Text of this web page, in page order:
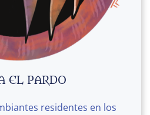
EL PARDO
residentes en los